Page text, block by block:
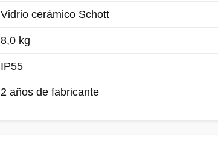
Vidrio cerámico Schott
8,0 kg
IP55
2 años de fabricante